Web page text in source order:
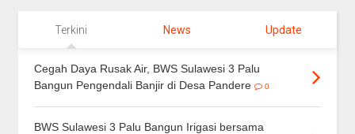
Terkini News Update
Cegah Daya Rusak Air, BWS Sulawesi 3 Palu
Bangun Pengendali Banjir di Desa Pandere
0
BWS Sulawesi 3 Palu Bangun Irigasi bersama